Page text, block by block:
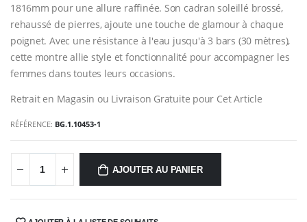
1816mm pour une allure raffinée. Son cadran soleillé brossé,
rehaussé de pierres, ajoute une touche de glamour à chaque
poignet. Avec une résistance à l'eau jusqu'à 3 bars (30 mètres),
cette montre allie style et fonctionnalité pour accompagner les
femmes dans toutes leurs occasions.
Retrait en Magasin ou Livraison Gratuite pour Cet Article
RÉFÉRENCE: BG.1.10453-1
AJOUTER AU PANIER